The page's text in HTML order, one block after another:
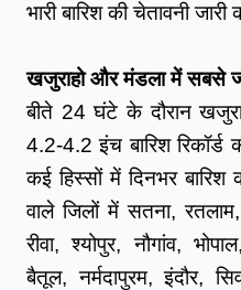
भारी बारिश की चेतावनी जारी
खजुराहो और मंडला में सबसे
बीते 24 घंटे के दौरान
4.2-4.2 इंच बारिश
कई हिस्सों में दिनभर बारिश
वाले जिलों में सतना, रतलाम,
रीवा, श्योपुर, नौगांव,
बैतूल, नर्मदापुरम, इंदौर,